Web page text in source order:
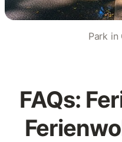
Park in
FAQs: